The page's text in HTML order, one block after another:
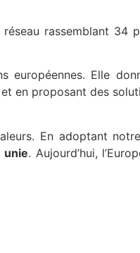
réseau rassemblant 34
européennes. Elle
en proposant des
En adoptant
unie. Aujourd’hui,